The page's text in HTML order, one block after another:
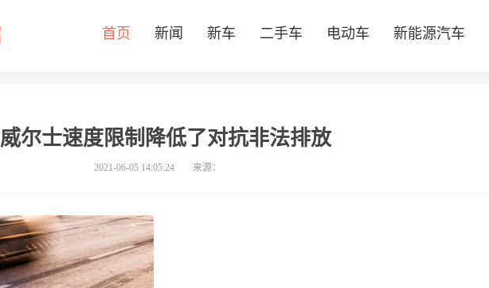
首页 新闻 新车 二手车 电动车 新能源汽车
威尔士速度限制降低了对抗非法排放
2021-06-05 14:05:24 来源：